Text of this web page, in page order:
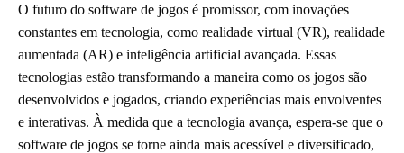
O futuro do software de jogos é promissor, com inovações
constantes em tecnologia, como realidade virtual (VR), realidade
aumentada (AR) e inteligência artificial avançada. Essas
tecnologias estão transformando a maneira como os jogos são
desenvolvidos e jogados, criando experiências mais envolventes
e interativas. À medida que a tecnologia avança, espera-se que o
software de jogos se torne ainda mais acessível e diversificado,